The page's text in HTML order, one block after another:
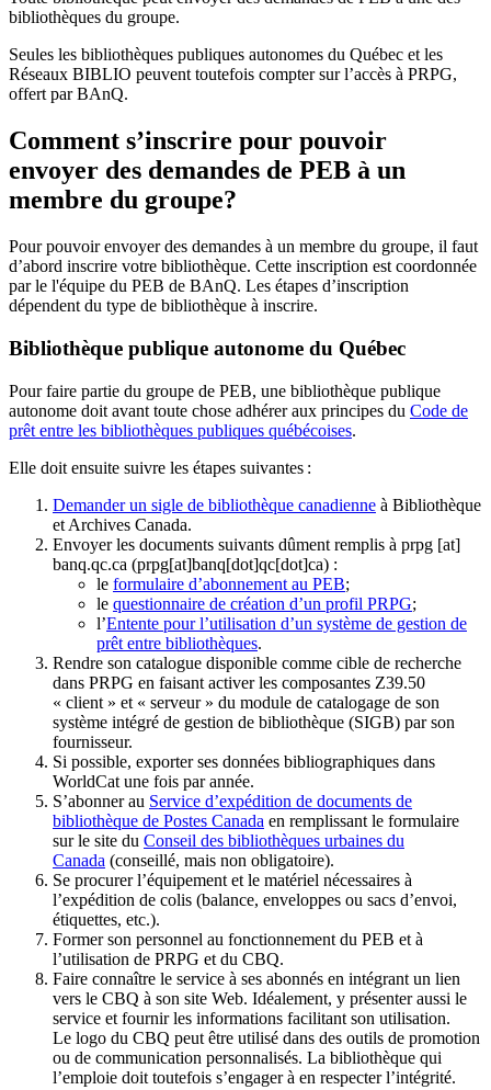
bibliothèques du groupe.
Seules les bibliothèques publiques autonomes du Québec et les
Réseaux BIBLIO peuvent toutefois compter sur l’accès à PRPG,
offert par BAnQ.
Comment s’inscrire pour pouvoir
envoyer des demandes de PEB à un
membre du groupe?
Pour pouvoir envoyer des demandes à un membre du groupe, il faut
d’abord inscrire votre bibliothèque. Cette inscription est coordonnée
par le l'équipe du PEB de BAnQ. Les étapes d’inscription
dépendent du type de bibliothèque à inscrire.
Bibliothèque publique autonome du Québec
Pour faire partie du groupe de PEB, une bibliothèque publique
autonome doit avant toute chose adhérer aux principes du Code de
prêt entre les bibliothèques publiques québécoises.
Elle doit ensuite suivre les étapes suivantes :
Demander un sigle de bibliothèque canadienne à Bibliothèque
et Archives Canada.
Envoyer les documents suivants dûment remplis à prpg [at]
banq.qc.ca (prpg[at]banq[dot]qc[dot]ca) :
le formulaire d’abonnement au PEB;
le questionnaire de création d’un profil PRPG;
l’Entente pour l’utilisation d’un système de gestion de
prêt entre bibliothèques.
Rendre son catalogue disponible comme cible de recherche
dans PRPG en faisant activer les composantes Z39.50
« client » et « serveur » du module de catalogage de son
système intégré de gestion de bibliothèque (SIGB) par son
fournisseur.
Si possible, exporter ses données bibliographiques dans
WorldCat une fois par année.
S’abonner au Service d’expédition de documents de
bibliothèque de Postes Canada en remplissant le formulaire
sur le site du Conseil des bibliothèques urbaines du
Canada (conseillé, mais non obligatoire).
Se procurer l’équipement et le matériel nécessaires à
l’expédition de colis (balance, enveloppes ou sacs d’envoi,
étiquettes, etc.).
Former son personnel au fonctionnement du PEB et à
l’utilisation de PRPG et du CBQ.
Faire connaître le service à ses abonnés en intégrant un lien
vers le CBQ à son site Web. Idéalement, y présenter aussi le
service et fournir les informations facilitant son utilisation.
Le logo du CBQ peut être utilisé dans des outils de promotion
ou de communication personnalisés. La bibliothèque qui
l’emploie doit toutefois s’engager à en respecter l’intégrité.